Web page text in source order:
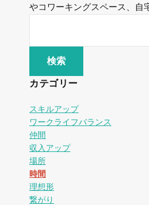
やコワーキングスペース、自
カテゴリー
スキルアップ
ワークライフバランス
仲間
収入アップ
場所
時間
理想形
繋がり